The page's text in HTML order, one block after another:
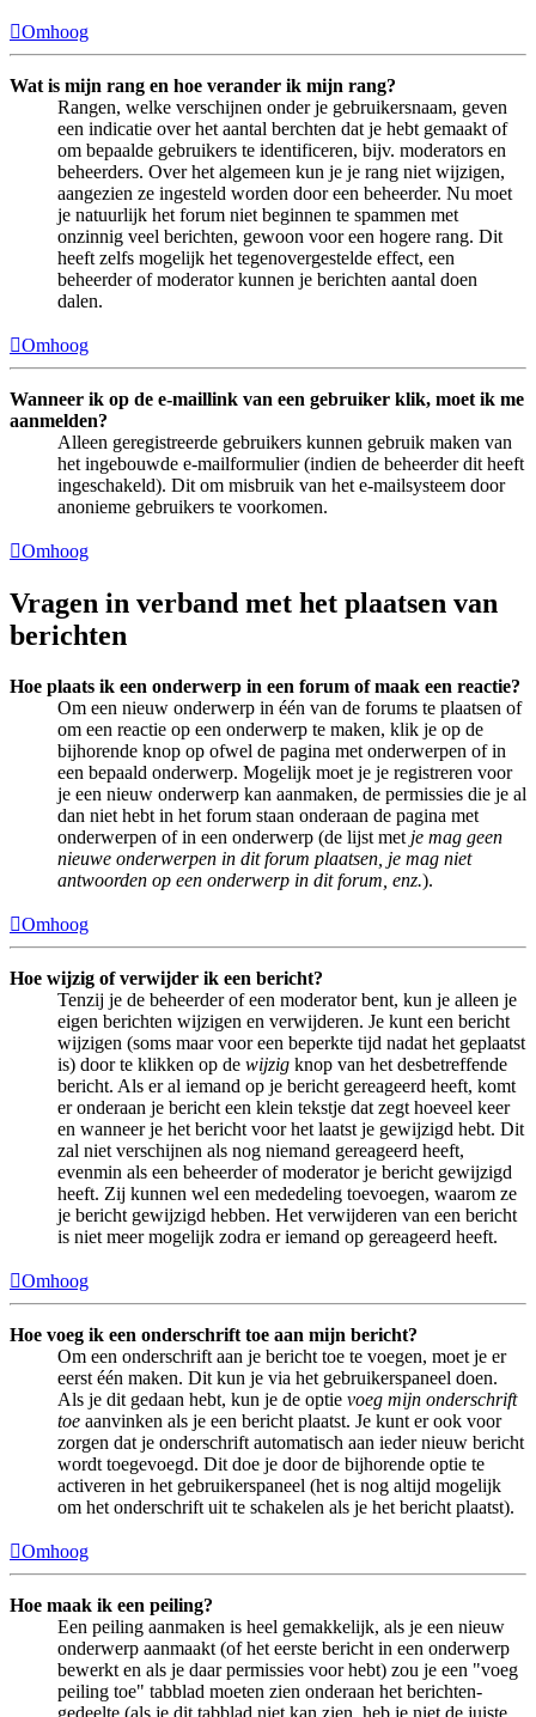
Omhoog
Wat is mijn rang en hoe verander ik mijn rang?
Rangen, welke verschijnen onder je gebruikersnaam, geven
een indicatie over het aantal berchten dat je hebt gemaakt of
om bepaalde gebruikers te identificeren, bijv. moderators en
beheerders. Over het algemeen kun je je rang niet wijzigen,
aangezien ze ingesteld worden door een beheerder. Nu moet
je natuurlijk het forum niet beginnen te spammen met
onzinnig veel berichten, gewoon voor een hogere rang. Dit
heeft zelfs mogelijk het tegenovergestelde effect, een
beheerder of moderator kunnen je berichten aantal doen
dalen.
Omhoog
Wanneer ik op de e-maillink van een gebruiker klik, moet ik me
aanmelden?
Alleen geregistreerde gebruikers kunnen gebruik maken van
het ingebouwde e-mailformulier (indien de beheerder dit heeft
ingeschakeld). Dit om misbruik van het e-mailsysteem door
anonieme gebruikers te voorkomen.
Omhoog
Vragen in verband met het plaatsen van
berichten
Hoe plaats ik een onderwerp in een forum of maak een reactie?
Om een nieuw onderwerp in één van de forums te plaatsen of
om een reactie op een onderwerp te maken, klik je op de
bijhorende knop op ofwel de pagina met onderwerpen of in
een bepaald onderwerp. Mogelijk moet je je registreren voor
je een nieuw onderwerp kan aanmaken, de permissies die je al
dan niet hebt in het forum staan onderaan de pagina met
onderwerpen of in een onderwerp (de lijst met je mag geen
nieuwe onderwerpen in dit forum plaatsen, je mag niet
antwoorden op een onderwerp in dit forum, enz.).
Omhoog
Hoe wijzig of verwijder ik een bericht?
Tenzij je de beheerder of een moderator bent, kun je alleen je
eigen berichten wijzigen en verwijderen. Je kunt een bericht
wijzigen (soms maar voor een beperkte tijd nadat het geplaatst
is) door te klikken op de wijzig knop van het desbetreffende
bericht. Als er al iemand op je bericht gereageerd heeft, komt
er onderaan je bericht een klein tekstje dat zegt hoeveel keer
en wanneer je het bericht voor het laatst je gewijzigd hebt. Dit
zal niet verschijnen als nog niemand gereageerd heeft,
evenmin als een beheerder of moderator je bericht gewijzigd
heeft. Zij kunnen wel een mededeling toevoegen, waarom ze
je bericht gewijzigd hebben. Het verwijderen van een bericht
is niet meer mogelijk zodra er iemand op gereageerd heeft.
Omhoog
Hoe voeg ik een onderschrift toe aan mijn bericht?
Om een onderschrift aan je bericht toe te voegen, moet je er
eerst één maken. Dit kun je via het gebruikerspaneel doen.
Als je dit gedaan hebt, kun je de optie voeg mijn onderschrift
toe aanvinken als je een bericht plaatst. Je kunt er ook voor
zorgen dat je onderschrift automatisch aan ieder nieuw bericht
wordt toegevoegd. Dit doe je door de bijhorende optie te
activeren in het gebruikerspaneel (het is nog altijd mogelijk
om het onderschrift uit te schakelen als je het bericht plaatst).
Omhoog
Hoe maak ik een peiling?
Een peiling aanmaken is heel gemakkelijk, als je een nieuw
onderwerp aanmaakt (of het eerste bericht in een onderwerp
bewerkt en als je daar permissies voor hebt) zou je een "voeg
peiling toe" tabblad moeten zien onderaan het berichten-